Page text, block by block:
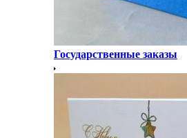
Государственные заказы